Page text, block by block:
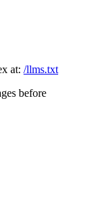
at: /llms.txt
before